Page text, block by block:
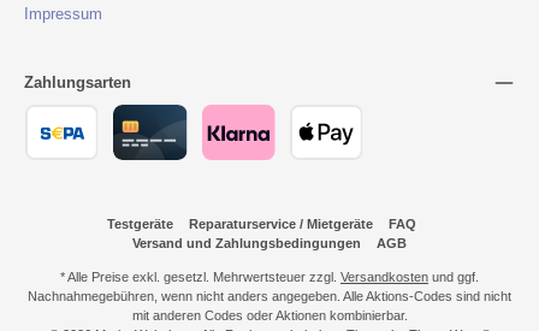
Impressum
Zahlungsarten
Testgeräte Reparaturservice / Mietgeräte
FAQ
Versand und Zahlungsbedingungen
AGB
* Alle Preise exkl. gesetzl. Mehrwertsteuer zzgl. Versandkosten und ggf.
Nachnahmegebühren, wenn nicht anders angegeben. Alle Aktions-Codes sind nicht
mit anderen Codes oder Aktionen kombinierbar.